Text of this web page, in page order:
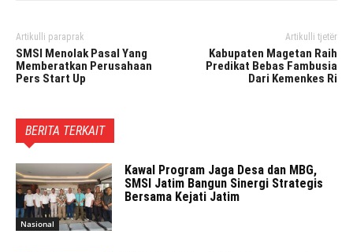
Artikulli paraprak
SMSI Menolak Pasal Yang
Memberatkan Perusahaan
Pers Start Up
Artikulli tjetër
Kabupaten Magetan Raih
Predikat Bebas Fambusia
Dari Kemenkes Ri
BERITA TERKAIT
Nasional
Kawal Program Jaga Desa dan MBG,
SMSI Jatim Bangun Sinergi Strategis
Bersama Kejati Jatim